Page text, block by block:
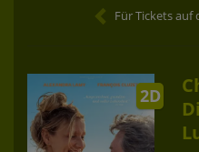
Für Tickets auf
2D